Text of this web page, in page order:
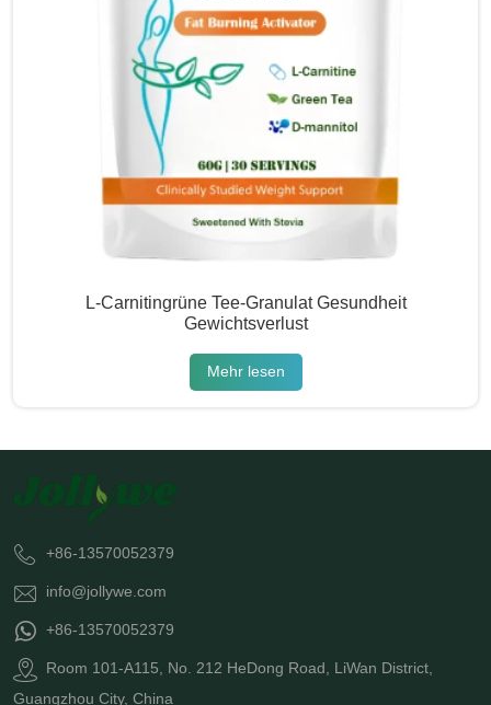
L-Carnitingrüne Tee-Granulat Gesundheit
Gewichtsverlust
Mehr lesen
+86-13570052379
info@jollywe.com
+86-13570052379
Room 101-A115, No. 212 HeDong Road, LiWan District,
Guangzhou City, China